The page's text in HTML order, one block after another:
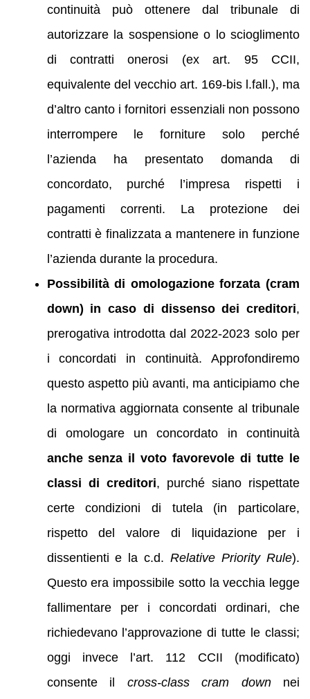
continuità può ottenere dal tribunale di
autorizzare la sospensione o lo scioglimento
di contratti onerosi (ex art. 95 CCII,
equivalente del vecchio art. 169-bis l.fall.), ma
d’altro canto i fornitori essenziali non possono
interrompere le forniture solo perché
l’azienda ha presentato domanda di
concordato, purché l’impresa rispetti i
pagamenti correnti. La protezione dei
contratti è finalizzata a mantenere in funzione
l’azienda durante la procedura.
Possibilità di omologazione forzata (cram
down) in caso di dissenso dei creditori,
prerogativa introdotta dal 2022-2023 solo per
i concordati in continuità. Approfondiremo
questo aspetto più avanti, ma anticipiamo che
la normativa aggiornata consente al tribunale
di omologare un concordato in continuità
anche senza il voto favorevole di tutte le
classi di creditori, purché siano rispettate
certe condizioni di tutela (in particolare,
rispetto del valore di liquidazione per i
dissentienti e la c.d.Relative Priority Rule).
Questo era impossibile sotto la vecchia legge
fallimentare per i concordati ordinari, che
richiedevano l’approvazione di tutte le classi;
oggi invece l’art. 112 CCII (modificato)
consente il cross-class cram downnei